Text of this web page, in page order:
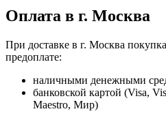
Оплата в г. Москва
При доставке в г. Москва
предоплате:
наличными денежными
банковской картой (Visa,
Maestro, Мир)